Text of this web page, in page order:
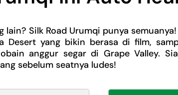
lain? Silk Road Urumqi punya
Desert yang bikin berasa di film,
anggur segar di Grape Valley.
sebelum seatnya ludes!